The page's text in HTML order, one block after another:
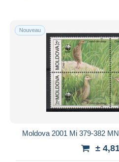
Nouveau
Moldova 2001 Mi 379-382
±